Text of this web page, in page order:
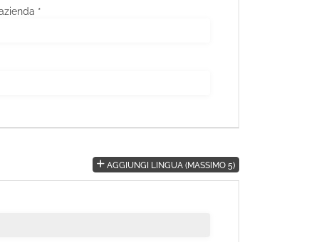
*
AGGIUNGI LINGUA (MASSIMO 5)